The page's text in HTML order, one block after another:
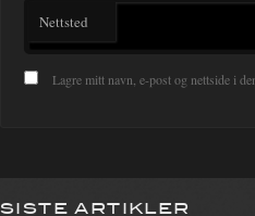
Nettsted
Lagre mitt navn, e-post og nettside i
SISTE ARTIKLER